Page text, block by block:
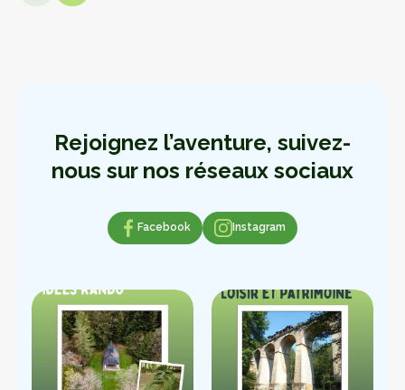
Rejoignez l’aventure, suivez-
nous sur nos réseaux sociaux
Facebook Instagram
Instagram